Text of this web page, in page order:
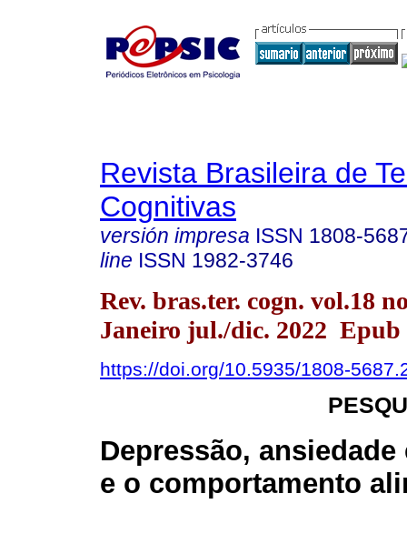
Revista Brasileira de
Cognitivas
versión impresa ISSN 1808-
line ISSN 1982-3746
Rev. bras.ter. cogn. vol.18
Janeiro jul./dic. 2022 Epub
https://doi.org/10.5935/1808-
Depressão, ansiedade
e o comportamento